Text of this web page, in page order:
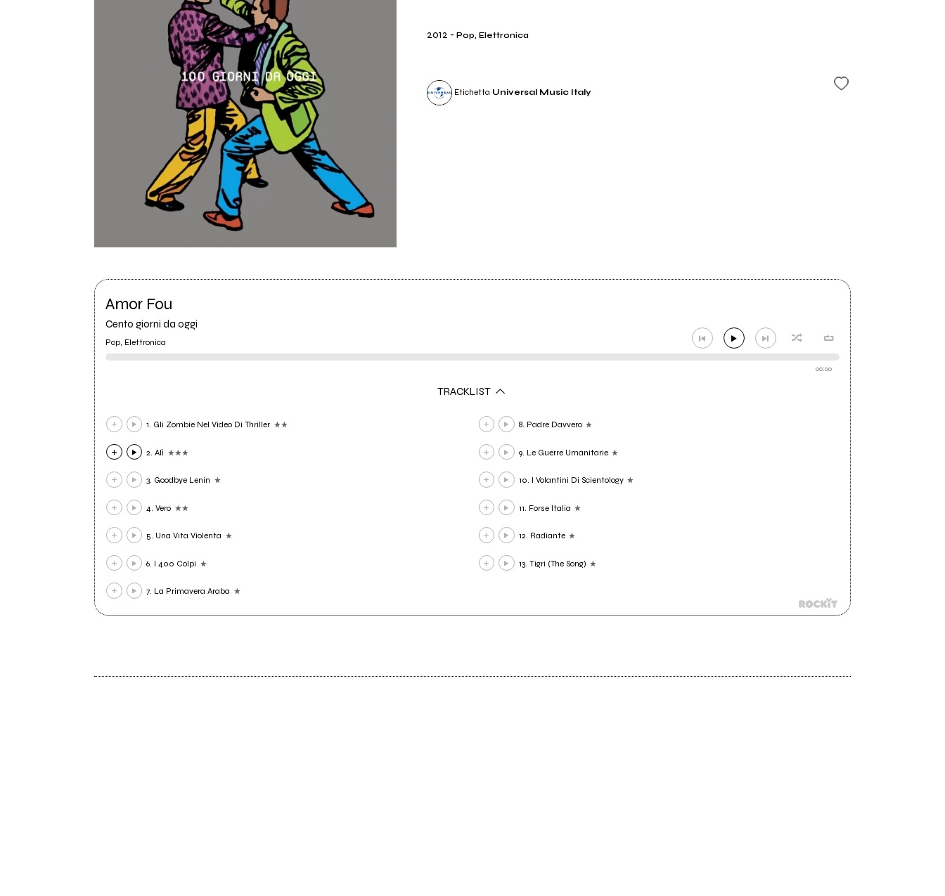
2012 -Pop, Elettronica
Etichetta Universal Music Italy
Amor Fou
Cento giorni da oggi
Pop, Elettronica
00:00
TRACKLIST
1. Gli Zombie Nel Video Di Thriller
2. Alì
3. Goodbye Lenin
4. Vero
5. Una Vita Violenta
6. I 400 Colpi
7. La Primavera Araba
8. Padre Davvero
9. Le Guerre Umanitarie
10. I Volantini Di Scientology
11. Forse Italia
12. Radiante
13. Tigri (The Song)